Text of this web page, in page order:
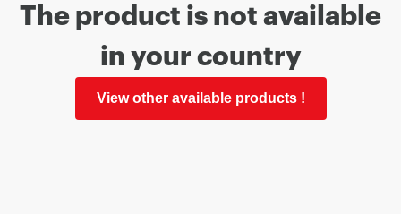
The product is not available
in your country
View other available products !